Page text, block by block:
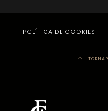
POLÍTICA DE COOKIES